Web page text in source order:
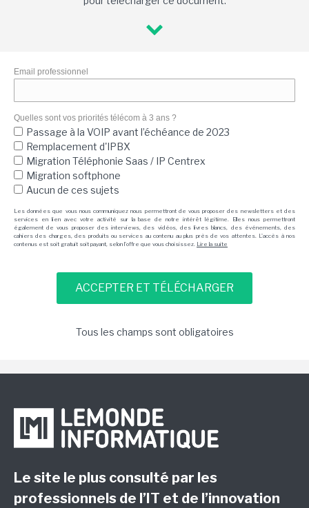
Email professionnel
Quelles sont vos priorités télécom à 3 ans ?
Passage à la VOIP avant l’échéance de 2023
Remplacement d'IPBX
Migration Téléphonie Saas / IP Centrex
Migration softphone
Aucun de ces sujets
Les données que vous nous communiquez nous permettront de vous proposer des newsletters et des
services en lien avec votre activité sur la base de notre intérêt légitime. Elles nous permettront
également de vous proposer des interviews, des vidéos, des livres blancs, des événements, des
cahiers des charges, des produits ou services au contenu au plus près de vos attentes. L'accès à nos
contenus est soit gratuit soit payant, selon l'offre que vous choisissez. Lire la suite
Tous les champs sont obligatoires
Le site le plus consulté par les
professionnels de l’IT et de l’innovation